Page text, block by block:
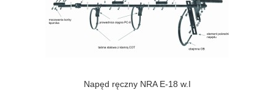
Napęd ręczny NRA E-18 w.I